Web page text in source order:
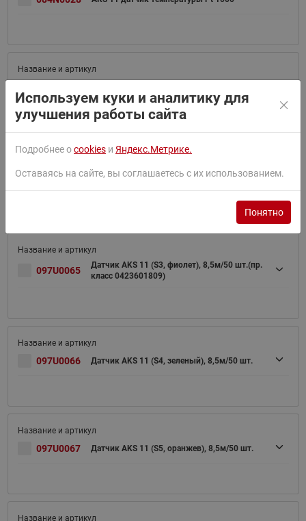
разъем
097U0063 Датчик AKS 11 (S1, синий), 8,5м/50 шт.
097U0065
Датчик AKS 11 (S3, фиолет), 8,5м/50 шт.(пр.
класс 0423601809)
097U0066 Датчик AKS 11 (S4, зеленый), 8,5м/50 шт.
097U0067 Датчик AKS 11 (S5, оранжев), 8,5м/50 шт.
Используем куки и аналитику для
улучшения работы сайта
Подробнее оcookies и Яндекс.Метрике.
Оставаясь на сайте, вы соглашаетесь с их использованием.
Понятно